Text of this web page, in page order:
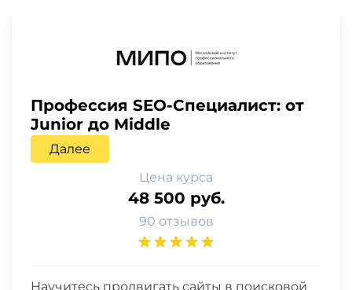
Профессия SEO-Специалист: от
Junior до Middle
Далее
Цена курса
48 500 руб.
90 отзывов
Научитесь продвигать сайты в поисковой